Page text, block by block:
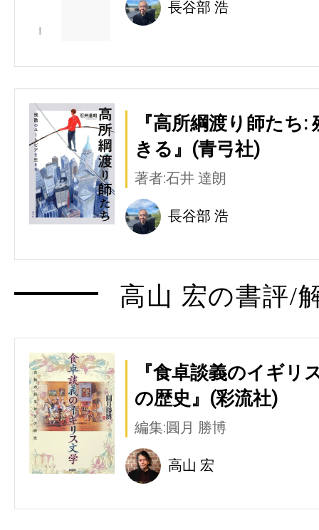
長谷部 浩
『高所綱渡り師たち
きる』(青弓社)
著者:石井 達朗
長谷部 浩
高山 宏の書評/
『食卓談義のイギリ
の歴史』(彩流社)
編集:圓月 勝博
高山 宏